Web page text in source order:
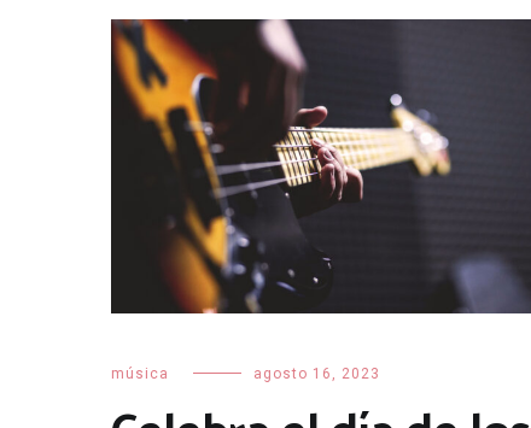
música agosto 16, 2023